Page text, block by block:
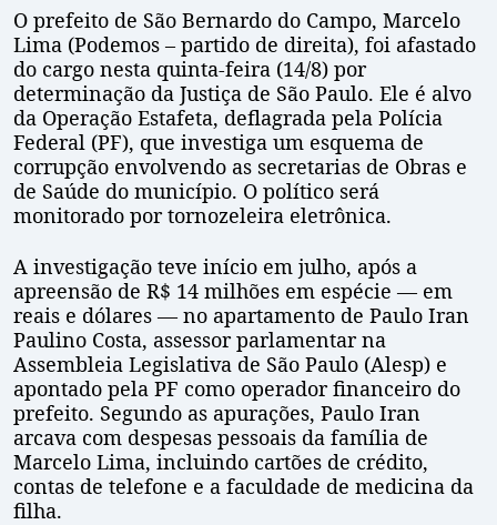
O prefeito de São Bernardo do Campo, Marcelo
Lima (Podemos – partido de direita), foi afastado
do cargo nesta quinta-feira (14/8) por
determinação da Justiça de São Paulo. Ele é alvo
da Operação Estafeta, deflagrada pela Polícia
Federal (PF), que investiga um esquema de
corrupção envolvendo as secretarias de Obras e
de Saúde do município. O político será
monitorado por tornozeleira eletrônica.
A investigação teve início em julho, após a
apreensão de R$ 14 milhões em espécie — em
reais e dólares — no apartamento de Paulo Iran
Paulino Costa, assessor parlamentar na
Assembleia Legislativa de São Paulo (Alesp) e
apontado pela PF como operador financeiro do
prefeito. Segundo as apurações, Paulo Iran
arcava com despesas pessoais da família de
Marcelo Lima, incluindo cartões de crédito,
contas de telefone e a faculdade de medicina da
filha.